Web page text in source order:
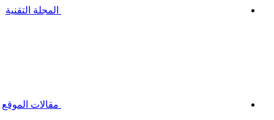
المجلة التقنية
مقالات الموقع